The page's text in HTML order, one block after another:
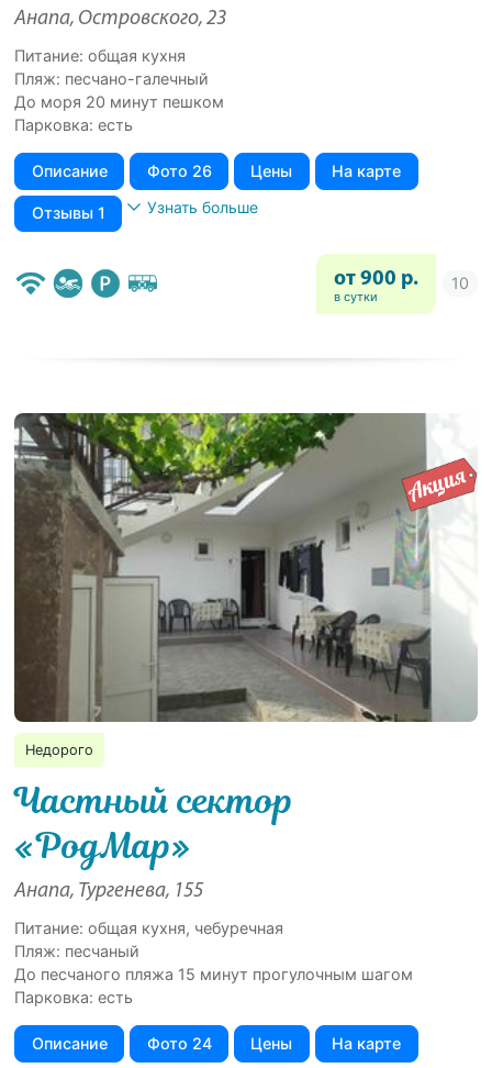
Анапа, Островского, 23
Питание: общая кухня
Пляж: песчано-галечный
До моря 20 минут пешком
Парковка: есть
Описание Фото 26 Цены На карте
Отзывы 1 Узнать больше
от 900 р.
в сутки
Недорого
Частный сектор
«РодМар»
Анапа, Тургенева, 155
Питание: общая кухня, чебуречная
Пляж: песчаный
До песчаного пляжа 15 минут прогулочным шагом
Парковка: есть
Описание Фото 24 Цены На карте